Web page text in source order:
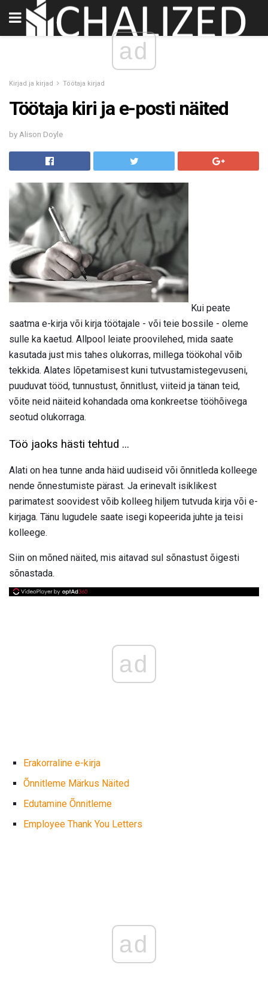
ad
Kirjad ja kirjad Töötaja kirjad
Töötaja kiri ja e-posti näited
by Alison Doyle
Kui peate
saatma e-kirja või kirja töötajale - või teie bossile - oleme
sulle ka kaetud. Allpool leiate proovilehed, mida saate
kasutada just mis tahes olukorras, millega töökohal võib
tekkida. Alates lõpetamisest kuni tutvustamistegevuseni,
puuduvat tööd, tunnustust, õnnitlust, viiteid ja tänan teid,
võite neid näiteid kohandada oma konkreetse tööhõivega
seotud olukorraga.
Töö jaoks hästi tehtud ...
Alati on hea tunne anda häid uudiseid või õnnitleda kolleege
nende õnnestumiste pärast. Ja erinevalt isiklikest
parimatest soovidest võib kolleeg hiljem tutvuda kirja või e-
kirjaga. Tänu lugudele saate isegi kopeerida juhte ja teisi
kolleege.
Siin on mõned näited, mis aitavad sul sõnastust õigesti
sõnastada.
ad
Erakorraline e-kirja
Õnnitleme Märkus Näited
Edutamine Õnnitleme
Employee Thank You Letters
ad